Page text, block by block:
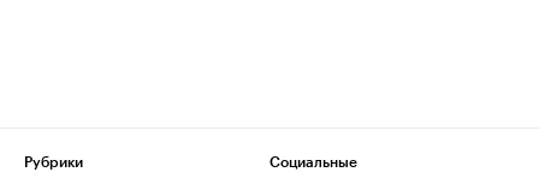
Рубрики
Социальные